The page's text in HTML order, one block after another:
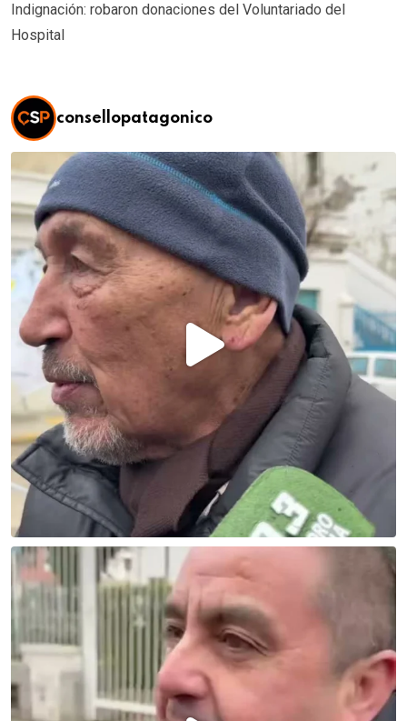
Indignación: robaron donaciones del Voluntariado del
Hospital
consellopatagonico